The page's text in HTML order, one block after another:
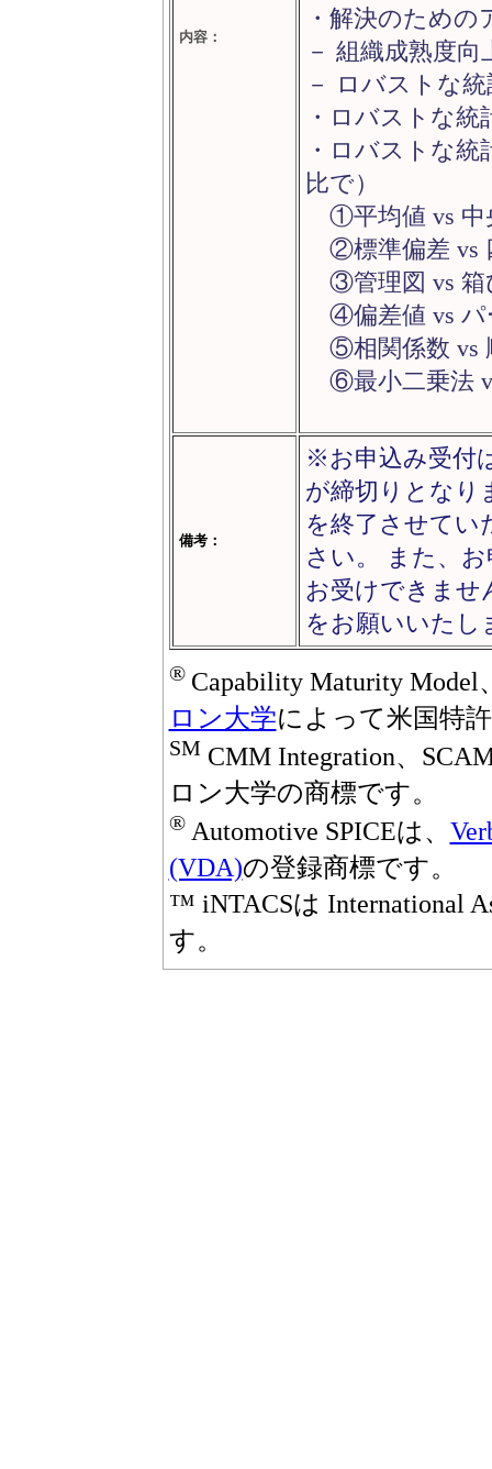
内容：
・解決のための
－ 組織成熟度
－ ロバストな
・ロバストな統
・ロバストな
比で）
①平均値 vs
②標準偏差 vs
③管理図 vs 箱
④偏差値 vs
⑤相関係数 vs
⑥最小二乗法
備考：
※お申込み受付
が締切りとなり
を終了させてい
さい。 また、
お受けできませ
をお願いいたし
® Capability Maturity
ロン大学によって米国特
SMCMM Integration、
ロン大学の商標です。
® Automotive SPICEは、
(VDA)の登録商標です。
™ iNTACSは International
す。